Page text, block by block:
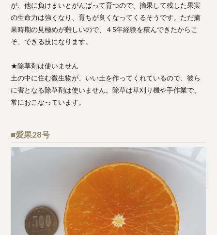
が、他に負けまいとがんばって育つので、摘果して残した果実
の生命力は強くなり、育ちが良くなってくるそうです。ただ摘
果時期の見極めが難しいので、４5年経験を積んできたからこ
そ、できる技になります。
★除草剤は使いません
土の中に住む微生物が、いい土を作ってくれているので、彼ら
に害となる除草剤は使いません。除草は草刈り機や手作業で、
常におこなっています。
■愛果28号